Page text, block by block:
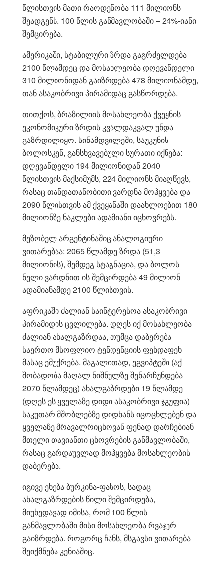
წლისთვის მათი რაოდენობა 111 მილიონს
შეადგენს. 100 წლის განმავლობაში – 24%-იანი
შემცირება.
ამერიკაში, სტაბილური ზრდა გაგრძელდება
2100 წლამდეც და მოსახლეობა დღევანდელი
310 მილიონიდან გაიზრდება 478 მილიონამდე,
თან ასაკობრივი პირამიდაც გასწორდება.
თითქოს, ბრაზილიის მოსახლეობა ქვეყნის
ეკონომიკური ზრდის კვალდაკვალ უნდა
გაზრდილიყო. სინამდვილეში, საუკუნის
ბოლოსკენ, განსხვავებული სურათი იქნება:
დღევანდელი 194 მილიონიდან 2040
წლისთვის მაქსიმუმს, 224 მილიონს მიაღწევს,
რასაც თანდათანობითი ვარდნა მოჰყვება და
2090 წლისთვის ამ ქვეყანაში დაახლოებით 180
მილიონზე ნაკლები ადამიანი იცხოვრებს.
მეზობელ არგენტინაშიც ანალოგიური
ვითარებაა: 2065 წლამდე ზრდა (51,3
მილიონის), შემდეგ სტაგნაცია, და ბოლოს
ნელი ვარდნით ის შემცირდება 49 მილიონ
ადამიანამდე 2100 წლისთვის.
აფრიკაში ძალიან საინტერესოა ასაკობრივი
პირამიდის ცვლილება. დღეს იქ მოსახლეობა
ძალიან ახალგაზრდაა, თუმცა დაბერება
საერთო მსოფლიო ტენდენციის ფეხდაფეხ
მასაც ემუქრება. მაგალითად, ეგვიპტეში (აქ
შობადობა მაღალ ნიშნულზე შენარჩუნდება
2070 წლამდეც) ახალგაზრდები 19 წლამდე
(დღეს ეს ყველაზე დიდი ასაკობრივი ჯგუფია)
საკუთარ მშობლებზე დიდხანს იცოცხლებენ და
ყველაზე მრავალრიცხოვან ფენად დარჩებიან
მთელი თავიანთი ცხოვრების განმავლობაში,
რასაც გარდაუვლად მოჰყვება მოსახლეობის
დაბერება.
იგივე ეხება ბურკინა-ფასოს, სადაც
ახალგაზრდების წილი შემცირდება,
მიუხედავად იმისა, რომ 100 წლის
განმავლობაში მისი მოსახლეობა რვაჯერ
გაიზრდება. როგორც ჩანს, მსგავსი ვითარება
შეიქმნება კენიაშიც.